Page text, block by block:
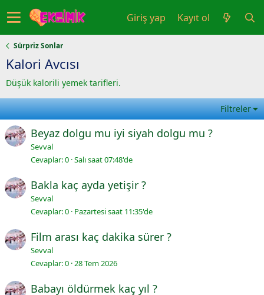
Giriş yap Kayıt ol
Sürpriz Sonlar
Kalori Avcısı
Düşük kalorili yemek tarifleri.
Filtreler
Beyaz dolgu mu iyi siyah dolgu mu ?
Sevval
Cevaplar 0 Salı saat 07:48'de
Bakla kaç ayda yetişir ?
Sevval
Cevaplar 0 Pazartesi saat 11:35'de
Film arası kaç dakika sürer ?
Sevval
Cevaplar 0 28 Tem 2026
Babayı öldürmek kaç yıl ?